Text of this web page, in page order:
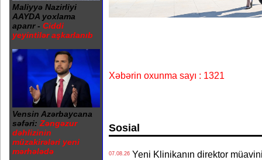
Maliyyə Nazirliyi
AAYDA yoxlama
aparır - Ciddi
yeyintilər aşkarlanıb
Vensin Azərbaycana
səfəri: Zəngəzur
dəhlizinin
müzakirələri yeni
mərhələdə
Xəbərin oxunma sayı : 1321
Sosial
07.08.26Yeni Klinikanın direktor müavini